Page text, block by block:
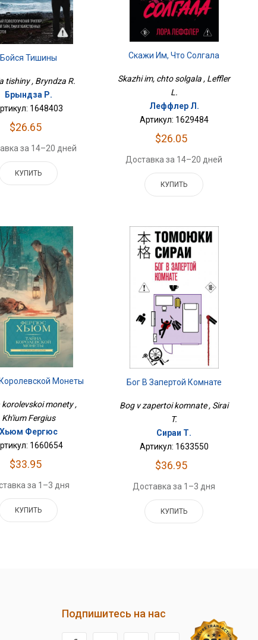
Бойся Тишины
tishiny , Bryndza R.
Брындза Р.
1648403
$26.65
за 14–20 дней
КУПИТЬ
Скажи Им, Что Солгала
Skazhi im, chto solgala , Leffler
L.
Леффлер Л.
Артикул: 1629484
$26.05
Доставка за 14–20 дней
КУПИТЬ
Монеты
korolevskoi monety ,
Kh'ium Fergius
Хьюм Фергюс
1660654
$33.95
за 1–3 дня
КУПИТЬ
Бог В Запертой Комнате
Bog v zapertoi komnate , Sirai
T.
Сираи Т.
Артикул: 1633550
$36.95
Доставка за 1–3 дня
КУПИТЬ
Подпишитесь на нас